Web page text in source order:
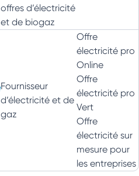
offres d’électricité
et de biogaz
Fournisseur
d’électricité et de
gaz
Offre
électricité pro
Online
Offre
électricité pro
Vert
Offre
électricité sur
mesure pour
les entreprises